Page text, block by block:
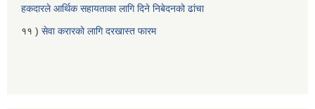
हकदारले आर्थिक सहायताका लागि दिने निबेदनको ढांचा
११ ) सेवा करारको लागि दरखास्त फारम